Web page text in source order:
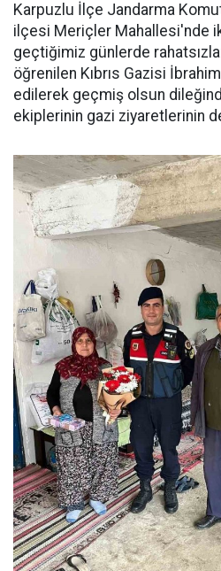
Karpuzlu İlçe Jandarma
ilçesi Meriçler Mahallesi'nde
geçtiğimiz günlerde
öğrenilen Kıbrıs Gazisi
edilerek geçmiş olsun
ekiplerinin gazi ziyaretlerinin